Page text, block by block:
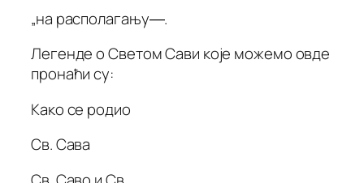
„на располагању―.
Легенде о Светом Сави које можемо овде
пронаћи су:
Како се родио
Св. Сава